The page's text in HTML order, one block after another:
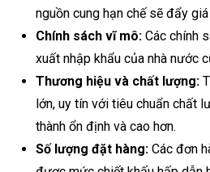
nguồn cung hạn chế sẽ đẩy
Chính sách vĩ mô: Các chính
xuất nhập khẩu của nhà nước
Thương hiệu và chất lượng:
lớn, uy tín với tiêu chuẩn chất
thành ổn định và cao hơn.
Số lượng đặt hàng: Các đơn